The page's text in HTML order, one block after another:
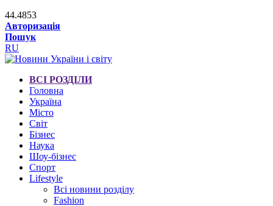
44.4853
Авторизація
Пошук
RU
ВСІ РОЗДІЛИ
Головна
Україна
Місто
Світ
Бізнес
Наука
Шоу-бізнес
Спорт
Lifestyle
Всі новини розділу
Fashion